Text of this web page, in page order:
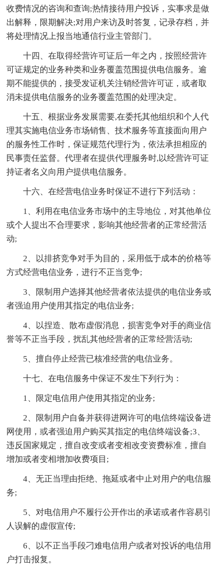
收费情况的咨询和查询;热情接待用户投诉，实事求是做
出解释，限期解决;对用户来访及时答复，记录存档，并
将处理情况上报当地通信行业主管部门。
十四、在取得经营许可证后一年之内，按照经营许
可证规定的业务种类和业务覆盖范围提供电信服务。逾
期不能提供的，接受发证机关注销经营许可证，或者取
消未提供电信服务的业务覆盖范围的处理决定。
十五、根据业务发展需要,在委托其他组织和个人代
理其实施电信业务市场销售、技术服务等直接面向用户
的服务性工作时，保证规范代理行为，依法承担相应的
民事责任监督。代理者在提供代理服务时,以经营许可证
持证者名义向用户提供电信服务。
十六、在经营电信业务时保证不进行下列活动：
1、利用在电信业务市场中的主导地位，对其他单位
或个人提出不合理要求，影响其他经营者的正常经营活
动;
2、以排挤竞争对手为目的，采用低于成本的价格等
方式经营电信业务，进行不正当竞争;
3、限制用户选择其他经营者依法提供的电信业务或
者强迫用户使用其指定的电信业务;
4、以捏造、散布虚假消息，损害竞争对手的商业信
誉等不正当手段，扰乱其他经营者的正常经营活动;
5、擅自停止经营已核准经营的电信业务。
十七、在电信服务中保证不发生下列行为：
1、限定电信用户使用其指定的业务;
2、限制用户自备并获得进网许可的电信终端设备进
网使用，或者强迫用户购买其指定的电信终端设备;3、
违反国家规定，擅自改变或者变相改变资费标准，擅自
增加或者变相增加收费项目;
4、无正当理由拒绝、拖延或者中止对用户的电信服
务;
5、对电信用户不履行公开作出的承诺或者作容易引
人误解的虚假宣传;
6、以不正当手段刁难电信用户或者对投诉的电信用
户打击报复。